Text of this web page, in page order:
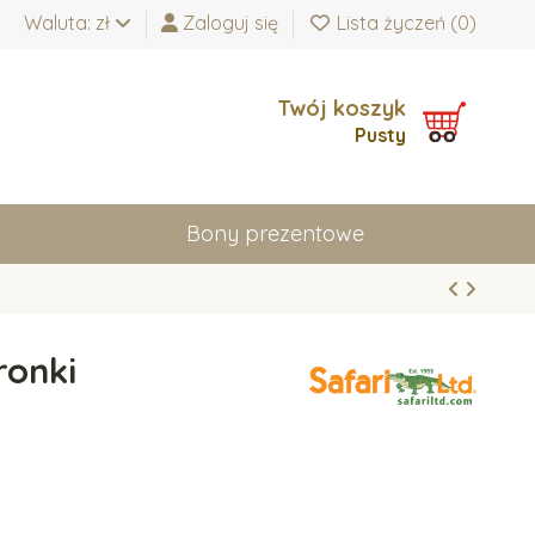
Waluta: zł Zaloguj się Lista życzeń (0)
Twój koszyk
Pusty
Bony prezentowe